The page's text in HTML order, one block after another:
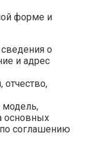
форме и
о
и адрес
отчество,
модель,
основных
по соглашению